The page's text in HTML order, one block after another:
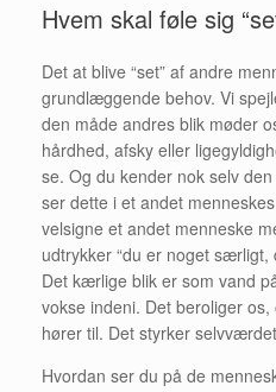
Hvem skal føle sig
Det at blive “set” af andre
grundlæggende behov. Vi
den måde andres blik møder
hårdhed, afsky eller
se. Og du kender nok selv
ser dette i et andet
velsigne et andet menneske
udtrykker “du er noget særligt,
Det kærlige blik er som vand
vokse indeni. Det beroliger
hører til. Det styrker
Hvordan ser du på de